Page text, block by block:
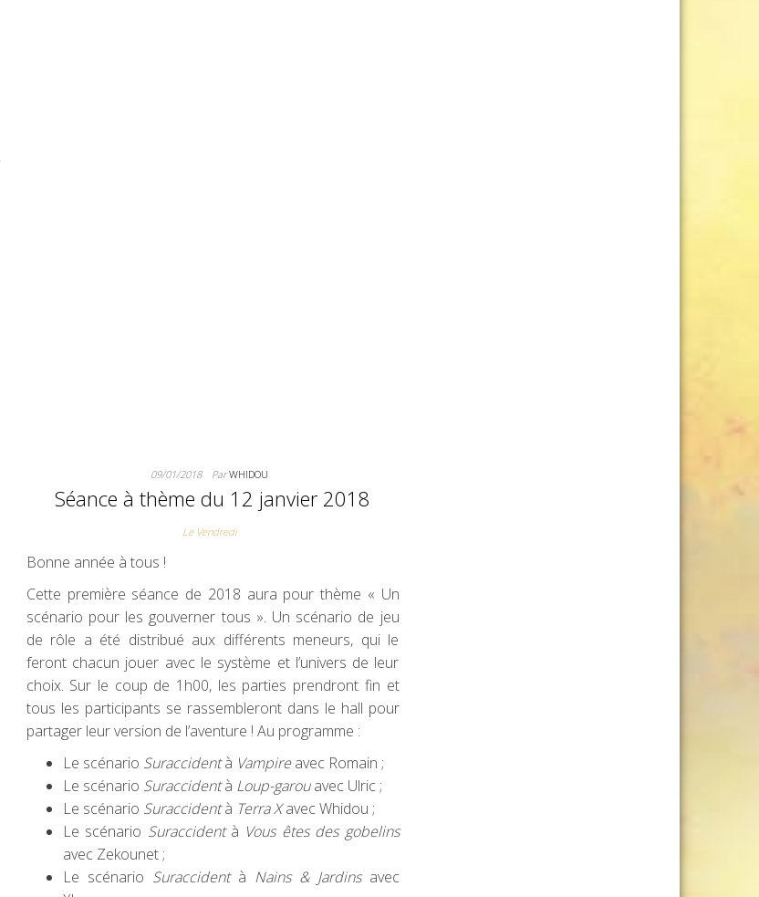
09/01/2018 ParWHIDOU
Séance à thème du 12 janvier 2018
Le Vendredi
Bonne année à tous !
Cette première séance de 2018 aura pour thème « Un
scénario pour les gouverner tous ». Un scénario de jeu
de rôle a été distribué aux différents meneurs, qui le
feront chacun jouer avec le système et l’univers de leur
choix. Sur le coup de 1h00, les parties prendront fin et
tous les participants se rassembleront dans le hall pour
partager leur version de l’aventure ! Au programme :
Le scénario Suraccidentà Vampireavec Romain ;
Le scénario Suraccidentà Loup-garouavec Ulric ;
Le scénario Suraccidentà Terra Xavec Whidou ;
Le scénario Suraccidentà Vous êtes des gobelins
avec Zekounet ;
Le scénario Suraccidentà Nains & Jardinsavec